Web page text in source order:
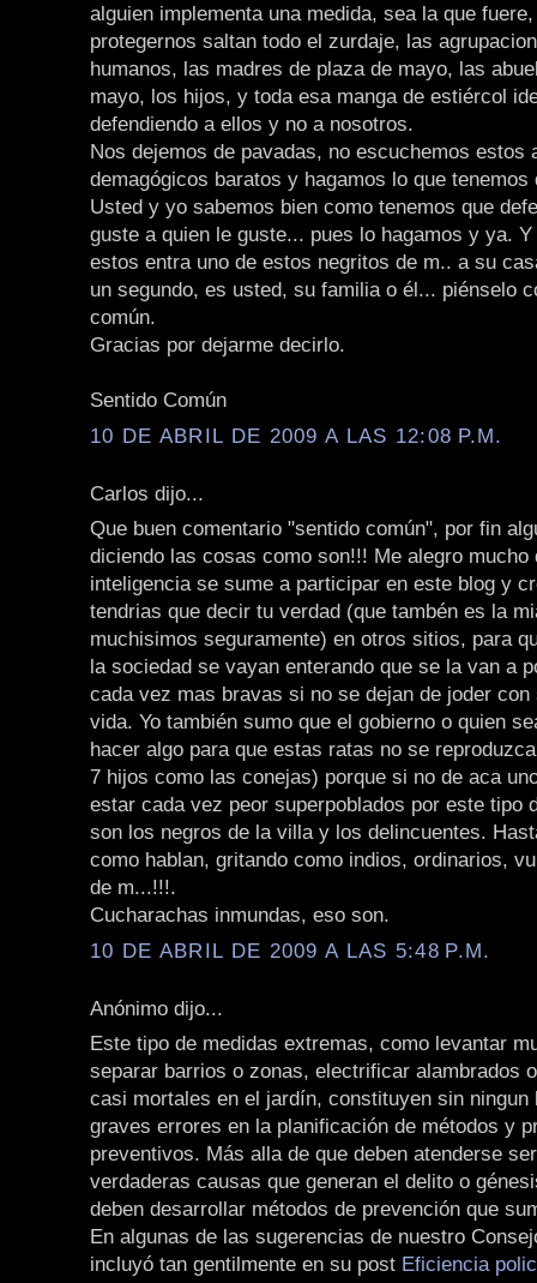
alguien implementa una medida, sea la que
protegernos saltan todo el zurdaje, las
humanos, las madres de plaza de mayo, las
mayo, los hijos, y toda esa manga de estiércol
defendiendo a ellos y no a nosotros.
Nos dejemos de pavadas, no escuchemos estos
demagógicos baratos y hagamos lo que tenemos
Usted y yo sabemos bien como tenemos que
guste a quien le guste... pues lo hagamos y ya.
estos entra uno de estos negritos de m.. a su
un segundo, es usted, su familia o él... piénselo
común.
Gracias por dejarme decirlo.
Sentido Común
10 DE ABRIL DE 2009 A LAS 12:08 P.M.
Carlos dijo...
Que buen comentario "sentido común", por fin
diciendo las cosas como son!!! Me alegro mucho
inteligencia se sume a participar en este blog y
tendrias que decir tu verdad (que tambén es la
muchisimos seguramente) en otros sitios, para
la sociedad se vayan enterando que se la van a
cada vez mas bravas si no se dejan de joder con
vida. Yo también sumo que el gobierno o quien
hacer algo para que estas ratas no se
7 hijos como las conejas) porque si no de aca
estar cada vez peor superpoblados por este tipo
son los negros de la villa y los delincuentes.
como hablan, gritando como indios, ordinarios,
de m...!!!.
Cucharachas inmundas, eso son.
10 DE ABRIL DE 2009 A LAS 5:48 P.M.
Anónimo dijo...
Este tipo de medidas extremas, como levantar
separar barrios o zonas, electrificar alambrados
casi mortales en el jardín, constituyen sin ningun
graves errores en la planificación de métodos y
preventivos. Más alla de que deben atenderse
verdaderas causas que generan el delito o
deben desarrollar métodos de prevención que
En algunas de las sugerencias de nuestro
incluyó tan gentilmente en su post Eficiencia